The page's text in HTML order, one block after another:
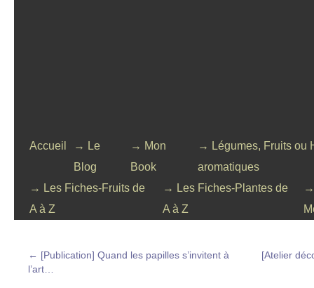
Accueil
→ Le
Blog
→ Mon
Book
→ Légumes, Fruits ou
aromatiques
→ Les Fiches-Fruits de
A à Z
→ Les Fiches-Plantes de
A à Z
→
← [Publication] Quand les papilles s’invitent à
l’art…
[Atelier